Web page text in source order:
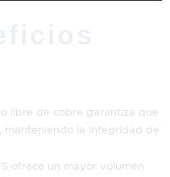
libre de cobre garantiza que
manteniendo la integridad de
ofrece un mayor volumen